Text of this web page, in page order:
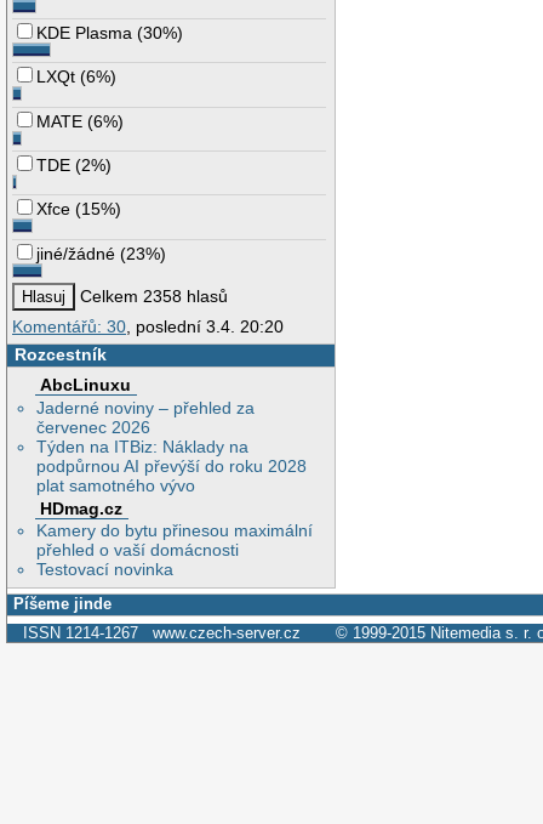
KDE Plasma (30%)
LXQt (6%)
MATE (6%)
TDE (2%)
Xfce (15%)
jiné/žádné (23%)
Celkem 2358 hlasů
Komentářů: 30, poslední 3.4. 20:20
Rozcestník
AbcLinuxu
Jaderné noviny – přehled za
červenec 2026
Týden na ITBiz: Náklady na
podpůrnou AI převýší do roku 2028
plat samotného vývo
HDmag.cz
Kamery do bytu přinesou maximální
přehled o vaší domácnosti
Testovací novinka
Píšeme jinde
ISSN 1214-1267 www.czech-server.cz © 1999-2015 Nitemedia s. r.